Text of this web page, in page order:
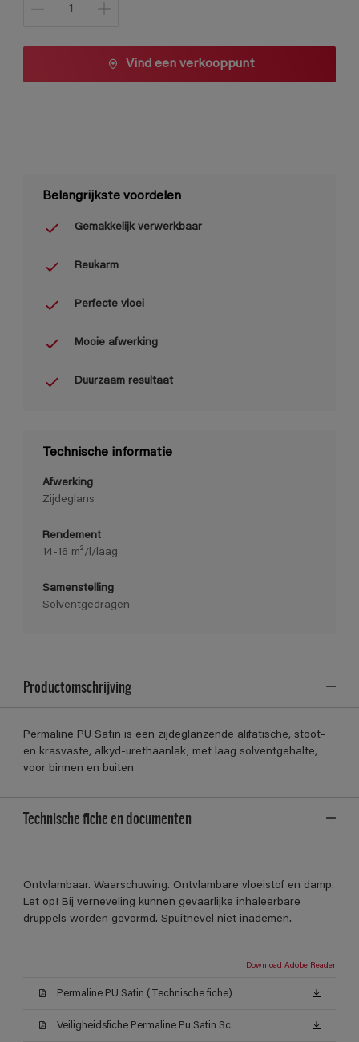
Vind een verkooppunt
Belangrijkste voordelen
Gemakkelijk verwerkbaar
Reukarm
Perfecte vloei
Mooie afwerking
Duurzaam resultaat
Technische informatie
Afwerking
Zijdeglans
Rendement
14-16 m²/l/laag
Samenstelling
Solventgedragen
Productomschrijving
Permaline PU Satin is een zijdeglanzende alifatische, stoot-
en krasvaste, alkyd-urethaanlak, met laag solventgehalte,
voor binnen en buiten
Technische fiche en documenten
Ontvlambaar. Waarschuwing. Ontvlambare vloeistof en damp.
Let op! Bij verneveling kunnen gevaarlijke inhaleerbare
druppels worden gevormd. Spuitnevel niet inademen.
Download Adobe Reader
Permaline PU Satin (Technische fiche)
Veiligheidsfiche Permaline Pu Satin Sc